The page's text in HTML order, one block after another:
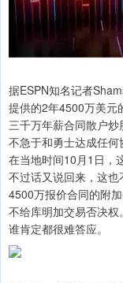
据ESPN知名记者
提供的2年4500万美元
三千万年薪合同散户
不急于和勇士达成任
在当地时间10月1日，
不过话又说回来，这
4500万报价合同的附
不给库明加交易否决
谁肯定都很难答应。